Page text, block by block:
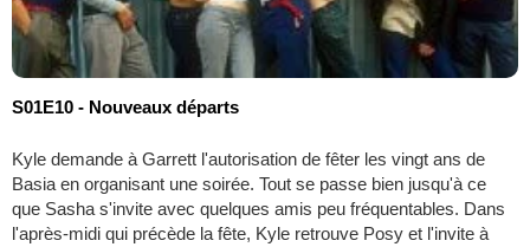
S01E10 - Nouveaux départs
Kyle demande à Garrett l'autorisation de fêter les vingt ans de
Basia en organisant une soirée. Tout se passe bien jusqu'à ce
que Sasha s'invite avec quelques amis peu fréquentables. Dans
l'après-midi qui précède la fête, Kyle retrouve Posy et l'invite à